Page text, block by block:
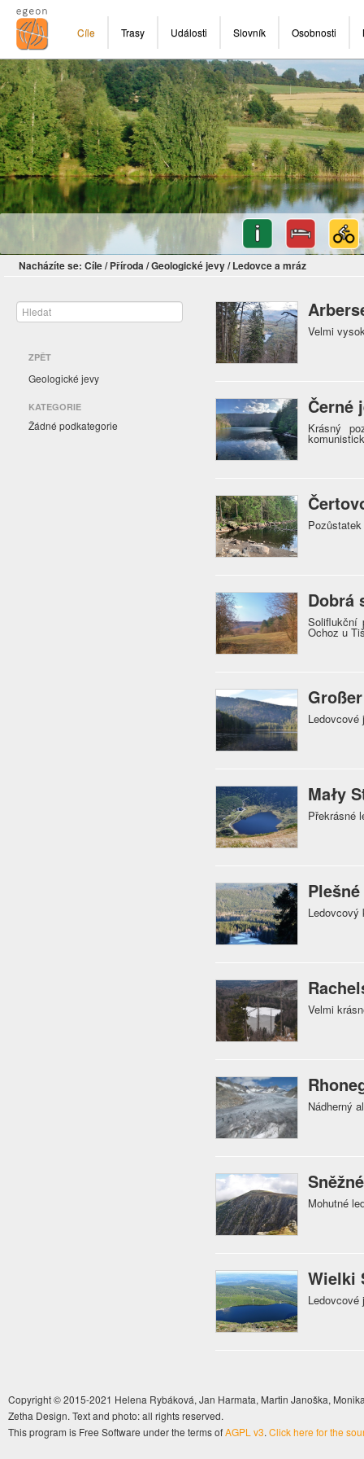
Cíle Trasy Události Slovník Osobnosti
Nacházíte se: Cíle/ Příroda/Geologické jevy/ Ledovce a mráz
ZPĚT
Geologické jevy
KATEGORIE
Žádné podkategorie
Velmi
Černé
Krásný
Dobrá
Soliflukční
Ochoz u
Ledovcové
Mały
Překrásné
Ledovcový
Velmi
Nádherný
Mohutné
Wielki
Ledovcové
Copyright © 2015-2021 Helena Rybáková, Jan Harmata, Martin Janoška,
Zetha Design. Text and photo: all rights reserved.
This program is Free Software under the terms ofAGPL v3. Click here for the